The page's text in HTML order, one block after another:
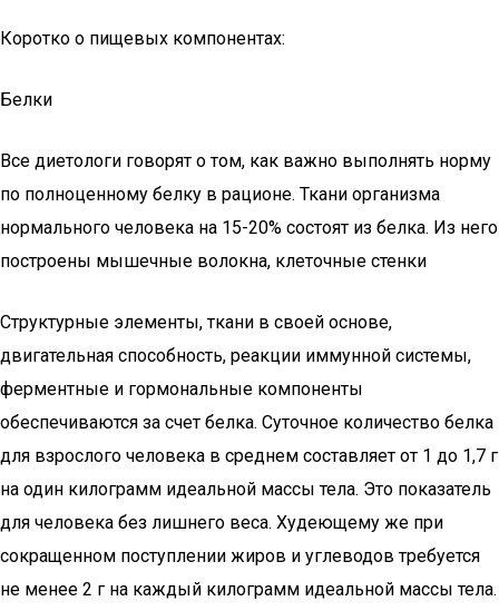
Коротко о пищевых компонентах:
Белки
Все диетологи говорят о том, как важно выполнять норму
по полноценному белку в рационе. Ткани организма
нормального человека на 15-20% состоят из белка. Из него
построены мышечные волокна, клеточные стенки
Структурные элементы, ткани в своей основе,
двигательная способность, реакции иммунной системы,
ферментные и гормональные компоненты
обеспечиваются за счет белка. Суточное количество белка
для взрослого человека в среднем составляет от 1 до 1,7 г
на один килограмм идеальной массы тела. Это показатель
для человека без лишнего веса. Худеющему же при
сокращенном поступлении жиров и углеводов требуется
не менее 2 г на каждый килограмм идеальной массы тела.